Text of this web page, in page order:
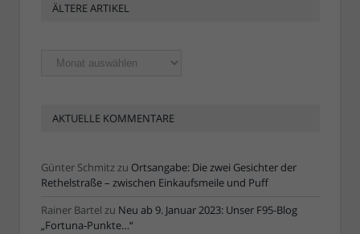
ÄLTERE ARTIKEL
Ältere
Artikel
AKTUELLE KOMMENTARE
Günter Schmitzzu Ortsangabe: Die zwei Gesichter der
Rethelstraße – zwischen Einkaufsmeile und Puff
Rainer Bartel zu Neu ab 9. Januar 2023: Unser F95-Blog
„Fortuna-Punkte…“